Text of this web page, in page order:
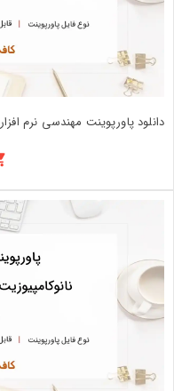
دانلود پاورپوینت مهندسی نرم افزار 2 (کد7526)